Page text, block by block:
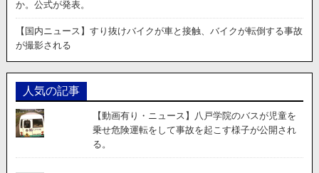
か。公式が発表。
【国内ニュース】すり抜けバイクが車と接触、バイクが転倒する事故
が撮影される
人気の記事
【動画有り・ニュース】八戸学院のバスが児童を
乗せ危険運転をして事故を起こす様子が公開され
る。